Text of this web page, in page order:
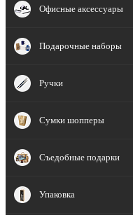
Офисные аксессуары
Подарочные наборы
Ручки
Сумки шопперы
Съедобные подарки
Упаковка